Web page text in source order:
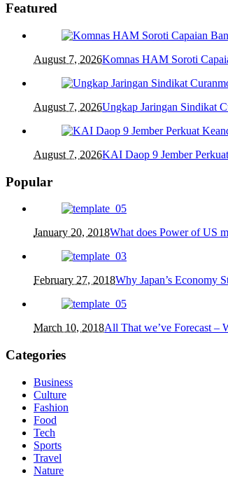
Featured
August 7, 2026Komnas HAM Soroti
August 7, 2026Ungkap Jaringan Sindikat
August 7, 2026KAI Daop 9 Jember
Popular
January 20, 2018What does Power of US
February 27, 2018Why Japan’s Economy
March 10, 2018All That we’ve Forecast –
Categories
Business
Culture
Fashion
Food
Tech
Sports
Travel
Nature